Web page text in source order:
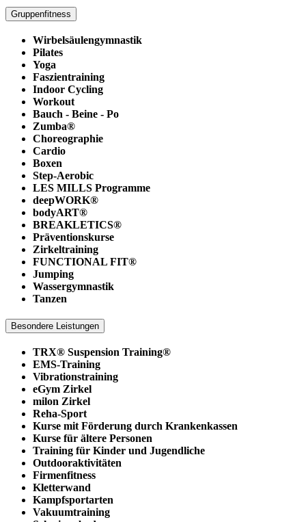
Gruppenfitness
Wirbelsäulengymnastik
Pilates
Yoga
Faszientraining
Indoor Cycling
Workout
Bauch - Beine - Po
Zumba®
Choreographie
Cardio
Boxen
Step-Aerobic
LES MILLS Programme
deepWORK®
bodyART®
BREAKLETICS®
Präventionskurse
Zirkeltraining
FUNCTIONAL FIT®
Jumping
Wassergymnastik
Tanzen
Besondere Leistungen
TRX® Suspension Training®
EMS-Training
Vibrationstraining
eGym Zirkel
milon Zirkel
Reha-Sport
Kurse mit Förderung durch Krankenkassen
Kurse für ältere Personen
Training für Kinder und Jugendliche
Outdooraktivitäten
Firmenfitness
Kletterwand
Kampfsportarten
Vakuumtraining